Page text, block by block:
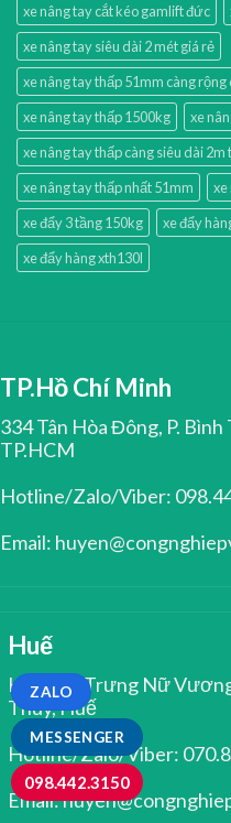
xe nâng tay cắt kéo gamlift đức
xe nâng tay siêu dài 2 mét giá rẻ
xe nâng tay thấp 51mm càng
xe nâng tay thấp 1500kg
xe
xe nâng tay thấp càng siêu dài 2m
xe nâng tay thấp nhất 51mm
xe
xe đẩy 3 tầng 150kg
xe đẩy
xe đẩy hàng xth130l
TP.Hồ Chí Minh
334 Tân Hòa Đông, P.
TP.HCM
Hotline/Zalo/Viber:
Email:
Huế
Kiệt 344 Trưng Nữ
Thủy, Huế
Hotline/Zalo/Viber:
Email:
MESSENGER
ZALO
098.442.3150